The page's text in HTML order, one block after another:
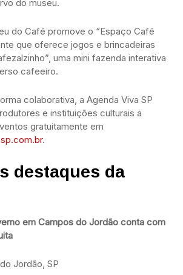
do museu.
do Café promove o “Espaço Café
que oferece jogos e brincadeiras
uma mini fazenda interativa
cafeeiro.
colaborativa, a Agenda Viva SP
e instituições culturais a
gratuitamente em
.
destaques da
em Campos do Jordão conta com
Jordão, SP